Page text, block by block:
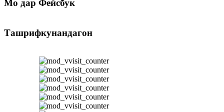
Мо дар Фейсбук
Ташрифкунандагон